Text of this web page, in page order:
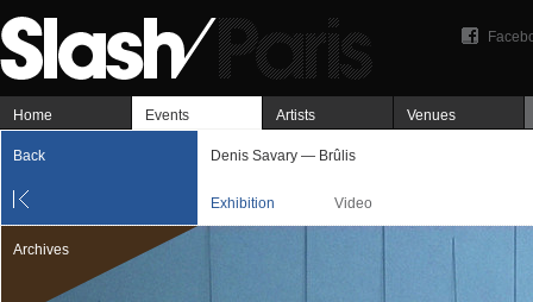
Home Events Artists Venues
Back Denis Savary — Brûlis
Exhibition Video
Archives